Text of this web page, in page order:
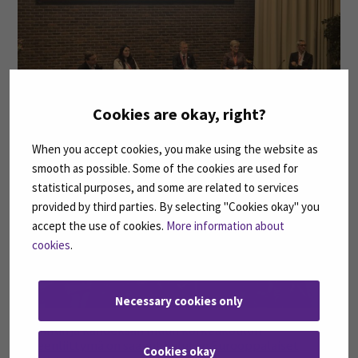
Cookies are okay, right?
When you accept cookies, you make using the website as
smooth as possible. Some of the cookies are used for
statistical purposes, and some are related to services
provided by third parties. By selecting "Cookies okay" you
accept the use of cookies. More information about
cookies.
Necessary cookies only
Cookies okay
tapahtumalla Belgiassa
SeAMKin ja kahdeksan muun korkeakoulun
yhteenliittymä on saanut halutun Eurooppalaiset